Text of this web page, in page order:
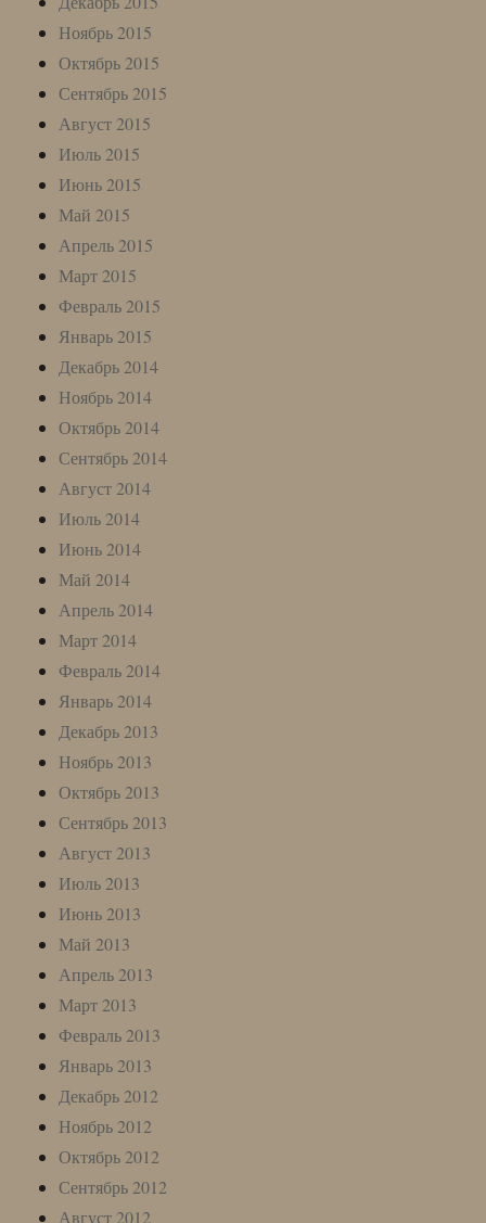
Ноябрь 2015
Октябрь 2015
Сентябрь 2015
Август 2015
Июль 2015
Июнь 2015
Май 2015
Апрель 2015
Март 2015
Февраль 2015
Январь 2015
Декабрь 2014
Ноябрь 2014
Октябрь 2014
Сентябрь 2014
Август 2014
Июль 2014
Июнь 2014
Май 2014
Апрель 2014
Март 2014
Февраль 2014
Январь 2014
Декабрь 2013
Ноябрь 2013
Октябрь 2013
Сентябрь 2013
Август 2013
Июль 2013
Июнь 2013
Май 2013
Апрель 2013
Март 2013
Февраль 2013
Январь 2013
Декабрь 2012
Ноябрь 2012
Октябрь 2012
Сентябрь 2012
Август 2012